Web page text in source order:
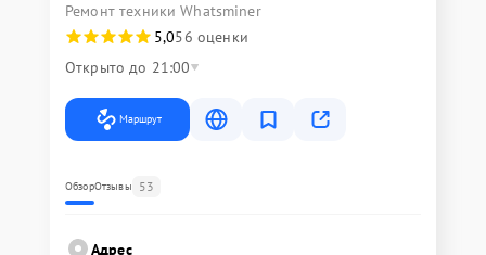
Ремонт техники Whatsminer
5,056 оценки
Открыто до 21:00
Маршрут
ОбзорОтзывы 53
Адрес